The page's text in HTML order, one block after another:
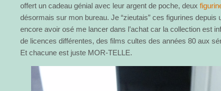
offert un cadeau génial avec leur argent de poche, deux
désormais sur mon bureau. Je “zieutais” ces figurines depuis
encore avoir osé me lancer dans l’achat car la collection est
de licences différentes, des films cultes des années 80 aux
Et chacune est juste MOR-TELLE.